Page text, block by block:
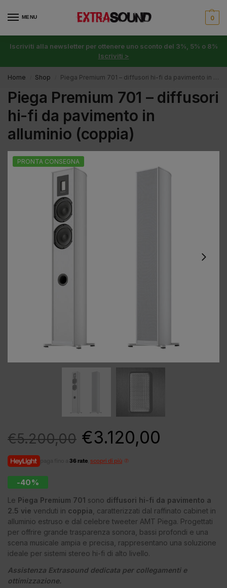
MENU 0
Iscriviti alla newsletter per ottenere uno sconto del 3%, 5% o 8%
Iscriviti >
Home Shop Piega Premium 701 – diffusori hi-fi da pavimento in alluminio (coppia)
Piega Premium 701 – diffusori
hi-fi da pavimento in
alluminio (coppia)
PRONTA CONSEGNA
€5.200,00 €3.120,00
36 rate scopri di più
-40%
Le Piega Premium 701 sono diffusori hi-fi da pavimento a
2.5 vie venduti in coppia , caratterizzati dal raffinato cabinet in
alluminio estruso e dal celebre tweeter AMT Piega. Progettati
per offrire grande trasparenza sonora, bassi profondi e una
scena musicale ampia e precisa, rappresentano una soluzione
ideale per sistemi stereo hi-fi di alto livello.
Assistenza Extrasound dedicata per collegamenti e
ottimizzazione.